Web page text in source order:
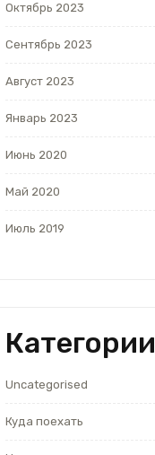
Октябрь 2023
Сентябрь 2023
Август 2023
Январь 2023
Июнь 2020
Май 2020
Июль 2019
Категории
Uncategorised
Куда поехать